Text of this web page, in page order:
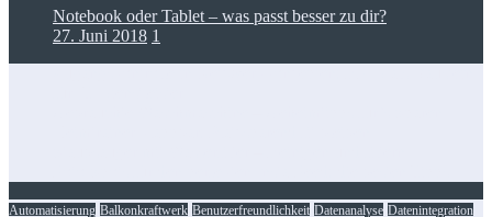
Notebook oder Tablet – was passt besser zu dir?
27. Juni 2018 1
Automatisierung Balkonkraftwerk Benutzerfreundlichkeit Datenanalyse Datenintegration